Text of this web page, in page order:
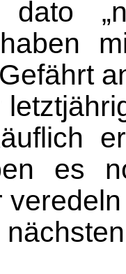
dato
haben
es